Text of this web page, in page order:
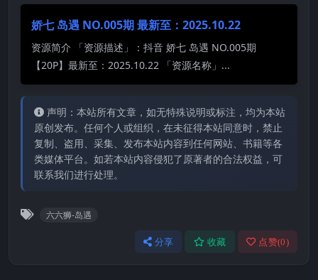
娇七 岛遇 NO.005期 最新至：2025.10.22
资源简介 「资源描述」：抖音 娇七 岛遇 NO.005期
【20P】最新至：2025.10.22 「资源名称」...
声明：本站所有文章，如无特殊说明或标注，均为本站
原创发布。任何个人或组织，在未征得本站同意时，禁止
复制、盗用、采集、发布本站内容到任何网站、书籍等各
类媒体平台。如若本站内容侵犯了原著者的合法权益，可
联系我们进行处理。
六六狮-岛遇
分享 收藏 点赞(0)